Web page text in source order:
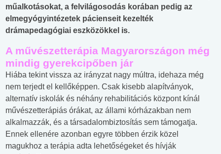
műalkotásokat, a felvilágosodás korában pedig az
elmegyógyintézetek pácienseit kezelték
drámapedagógiai eszközökkel is.
A művészetterápia Magyarországon még
mindig gyerekcipőben jár
Hiába tekint vissza az irányzat nagy múltra, idehaza még
nem terjedt el kellőképpen. Csak kisebb alapítványok,
alternatív iskolák és néhány rehabilitációs központ kínál
művészetterápiás órákat, az állami kórházakban nem
alkalmazzák, és a társadalombiztosítás sem támogatja.
Ennek ellenére azonban egyre többen érzik közel
magukhoz a terápia adta lehetőségeket és hívják